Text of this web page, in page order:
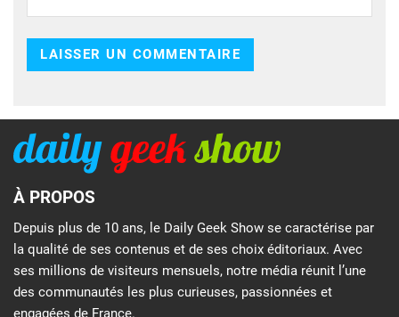
À PROPOS
Depuis plus de 10 ans, le Daily Geek Show se caractérise par
la qualité de ses contenus et de ses choix éditoriaux. Avec
ses millions de visiteurs mensuels, notre média réunit l’une
des communautés les plus curieuses, passionnées et
engagées de France.